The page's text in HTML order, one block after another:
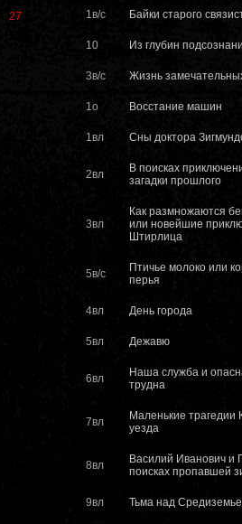
27
1в/с Байки старого
10 Из глубин
3в/с Жизнь
1о Восстание машин
1вл Сны доктора
2вл
В поисках
загадки прошлого
3вл
Как размножаются
или новейшие
Штирлица
5в/с
Птичье молоко или
перья
4вл День города
5вл Дежавю
6вл
Наша служба и
трудна
7вл
Маленькие трагедии
уезда
8вл
Василий Иванович и
поисках пропавшей
9вл Тьма над